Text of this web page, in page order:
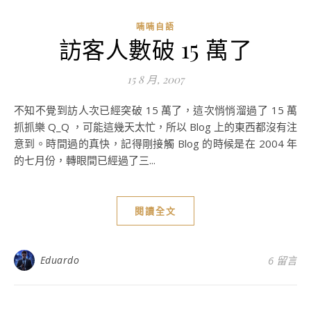
喃喃自語
訪客人數破 15 萬了
15 8 月, 2007
不知不覺到訪人次已經突破 15 萬了，這次悄悄溜過了 15 萬
抓抓樂 Q_Q ，可能這幾天太忙，所以 Blog 上的東西都沒有注
意到。時間過的真快，記得剛接觸 Blog 的時候是在 2004 年
的七月份，轉眼間已經過了三...
閱讀全文
Eduardo 6 留言